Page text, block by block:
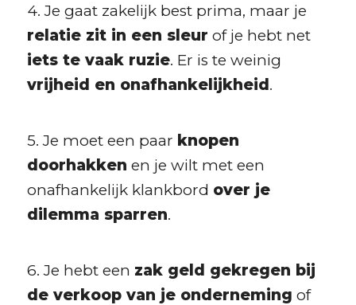
4. Je gaat zakelijk best prima, maar je
relatie zit in een sleur of je hebt net
iets te vaak ruzie. Er is te weinig
vrijheid en onafhankelijkheid .
5. Je moet een paar knopen
doorhakken en je wilt met een
onafhankelijk klankbord over je
dilemma sparren.
6. Je hebt een zak geld gekregen bij
de verkoop van je onderneming of